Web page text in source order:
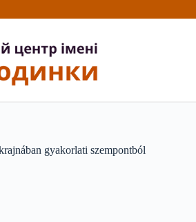
gyakorlati szempontból